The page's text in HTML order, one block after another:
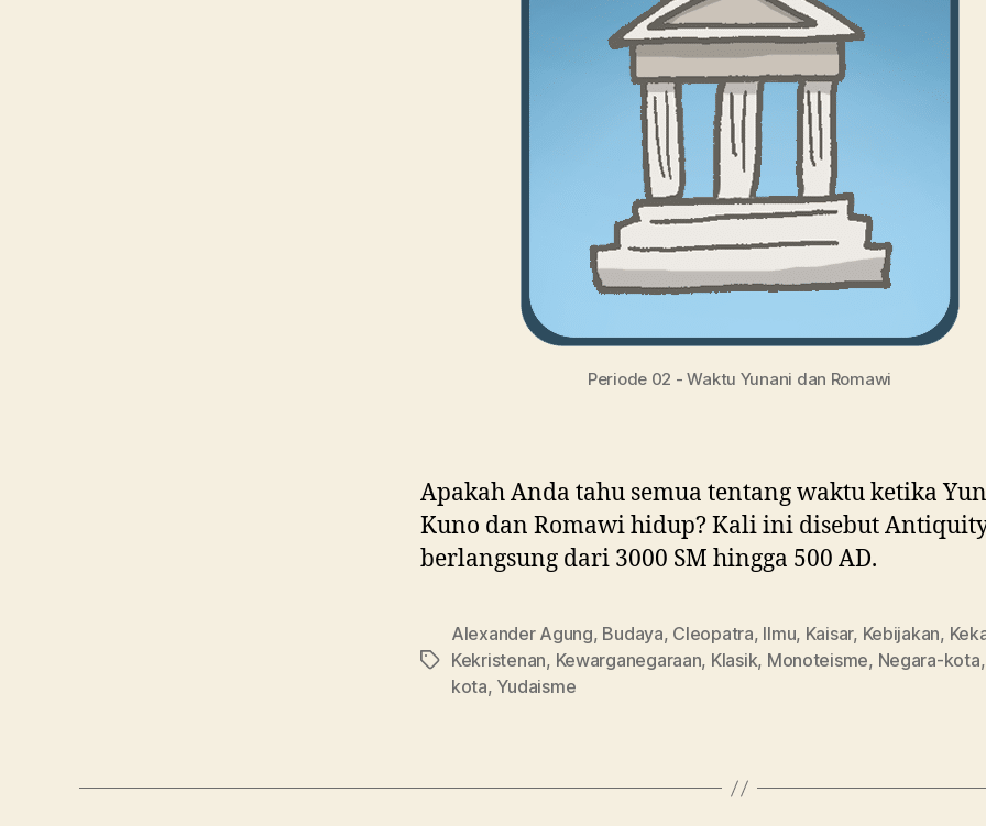
Periode 02 - Waktu Yunani dan Romawi
Apakah Anda tahu semua tentang waktu ketika
Kuno dan Romawi hidup? Kali ini disebut
berlangsung dari 3000 SM hingga 500 AD.
Tag
Alexander Agung, Budaya, Cleopatra, Ilmu, Kaisar, Kebijakan,
Kekristenan, Kewarganegaraan, Klasik, Monoteisme, Negara-kota
kota, Yudaisme